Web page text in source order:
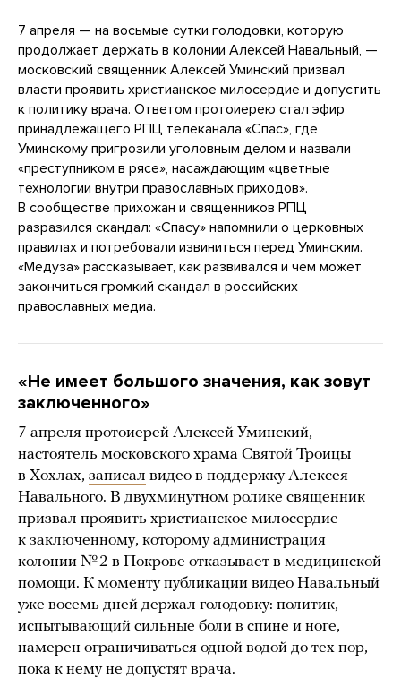
7 апреля — на восьмые сутки голодовки, которую
продолжает держать в колонии Алексей Навальный, —
московский священник Алексей Уминский призвал
власти проявить христианское милосердие и допустить
к политику врача. Ответом протоиерею стал эфир
принадлежащего РПЦ телеканала «Спас», где
Уминскому пригрозили уголовным делом и назвали
«преступником в рясе», насаждающим «цветные
технологии внутри православных приходов».
В сообществе прихожан и священников РПЦ
разразился скандал: «Спасу» напомнили о церковных
правилах и потребовали извиниться перед Уминским.
«Медуза» рассказывает, как развивался и чем может
закончиться громкий скандал в российских
православных медиа.
«Не имеет большого значения, как зовут
заключенного»
7 апреля протоиерей Алексей Уминский,
настоятель московского храма Святой Троицы
в Хохлах, записал видео в поддержку Алексея
Навального. В двухминутном ролике священник
призвал проявить христианское милосердие
к заключенному, которому администрация
колонии № 2 в Покрове отказывает в медицинской
помощи. К моменту публикации видео Навальный
уже восемь дней держал голодовку: политик,
испытывающий сильные боли в спине и ноге,
намерен ограничиваться одной водой до тех пор,
пока к нему не допустят врача.